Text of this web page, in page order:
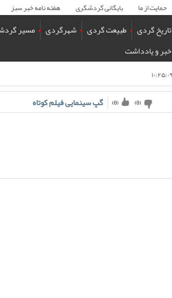
حمایت از ما بایگانی گردشگری هفته نامه خبر سبز
تاریخ گردی طبیعت گردی شهرگردی مسیر
خبر و یادداشت
(
0
) (
0
) گپ سینمایی فیلم کوتاه